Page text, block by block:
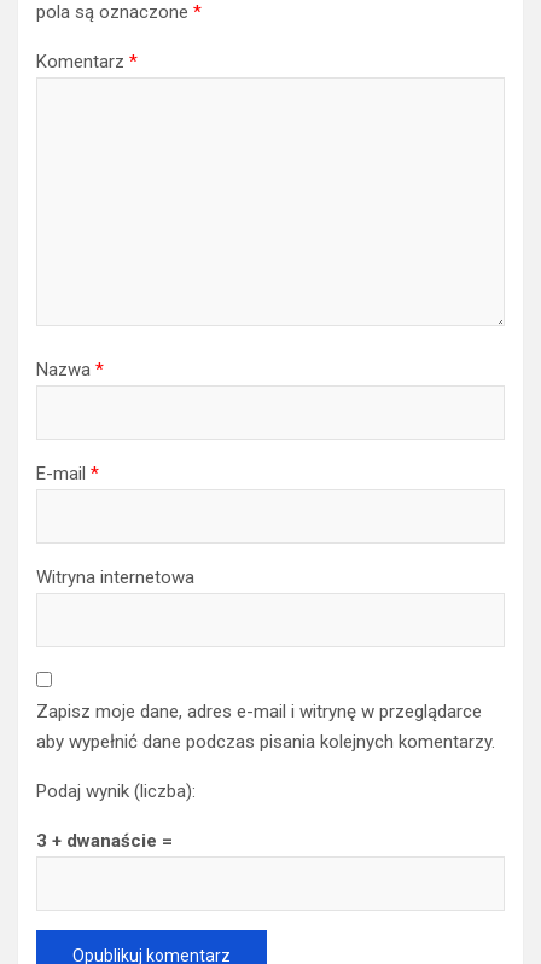
pola są oznaczone *
Komentarz *
Nazwa *
E-mail *
Witryna internetowa
Zapisz moje dane, adres e-mail i witrynę w przeglądarce
aby wypełnić dane podczas pisania kolejnych komentarzy.
Podaj wynik (liczba):
3 + dwanaście =